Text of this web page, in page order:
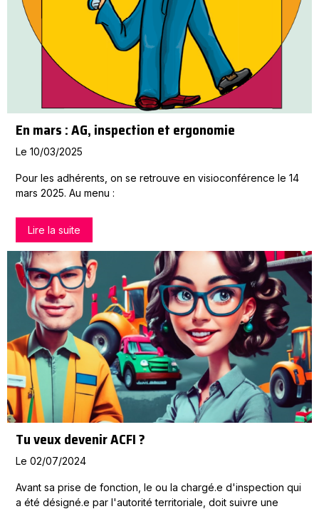
En mars : AG, inspection et ergonomie
Le 10/03/2025
Pour les adhérents, on se retrouve en visioconférence le 14
mars 2025. Au menu :
Lire la suite
Tu veux devenir ACFI ?
Le 02/07/2024
Avant sa prise de fonction, le ou la chargé.e d'inspection qui
a été désigné.e par l'autorité territoriale, doit suivre une